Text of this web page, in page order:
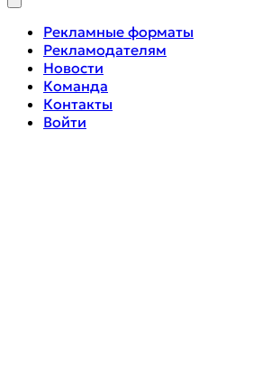
Рекламные форматы
Рекламодателям
Новости
Команда
Контакты
Войти